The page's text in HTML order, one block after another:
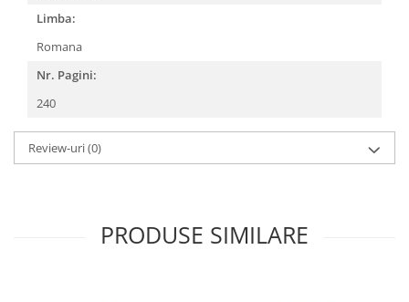
Limba:
Romana
Nr. Pagini:
240
Review-uri(0)
PRODUSE SIMILARE